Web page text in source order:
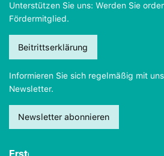
Unterstützen Sie uns: Werden Sie
Fördermitglied.
Beitrittserklärung
Informieren Sie sich regelmäßig mit
Newsletter.
Newsletter abonnieren